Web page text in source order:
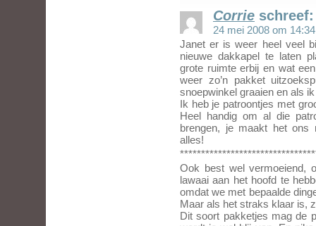
Corrie schreef:
24 mei 2008 om 14:34
Janet er is weer heel veel
nieuwe dakkapel te laten
grote ruimte erbij en wat
weer zo’n pakket
snoepwinkel graaien en als
Ik heb je patroontjes met
Heel handig om al die
brengen, je maakt het ons
alles!
Ook best wel vermoeiend,
lawaai aan het hoofd te
omdat we met bepaalde
Maar als het straks klaar is,
Dit soort pakketjes mag de